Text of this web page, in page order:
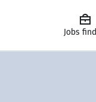
Jobs